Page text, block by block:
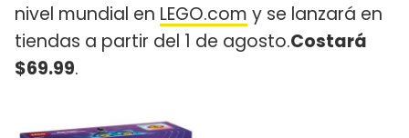
nivel mundial en LEGO.com y se lanzará en
tiendas a partir del 1 de agosto.Costará
$69.99.